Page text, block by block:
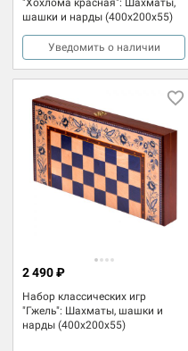
шашки и нарды (400x200x55)
Уведомить о наличии
Набор классических игр
"Гжель": Шахматы, шашки и
нарды (400x200x55)
2 490 ₽